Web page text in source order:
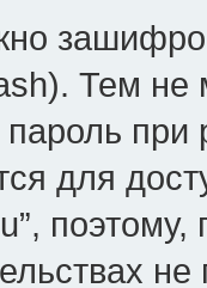
Тем
пароль
для